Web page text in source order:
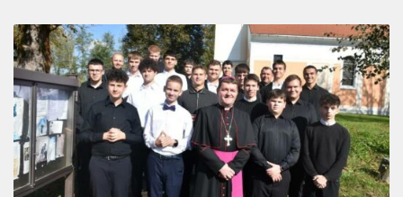
ZSINAT MOTTÓJA, LOGÓJA
ZSINATI IRODA
KOORDINÁLÓ BIZOTTSÁG
ZSINATI TAGOK
MUNKADOKUMENTUMOK
ZSINATI HÍREK-ÚJSÁG